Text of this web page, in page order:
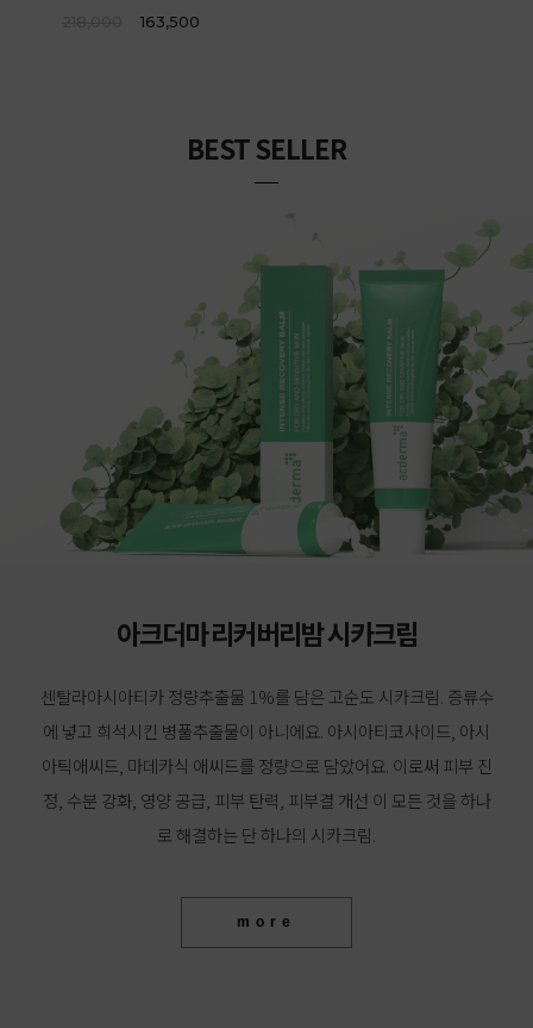
163,500
BEST SELLER
아크더마 리커버리밤 시카크림
센탈라아시아티카 정량추출물 1%를 담은 고순도 시카크림. 증류수
에 넣고 희석시킨 병풀추출물이 아니에요. 아시아티코사이드, 아시
아틱애씨드, 마데카식 애씨드를 정량으로 담았어요. 이로써 피부 진
정, 수분 강화, 영양 공급, 피부 탄력, 피부결 개선 이 모든 것을 하나
로 해결하는 단 하나의 시카크림.
more